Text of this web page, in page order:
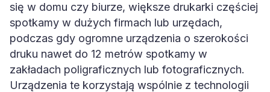
się w domu czy biurze, większe drukarki częściej
spotkamy w dużych firmach lub urzędach,
podczas gdy ogromne urządzenia o szerokości
druku nawet do 12 metrów spotkamy w
zakładach poligraficznych lub fotograficznych.
Urządzenia te korzystają wspólnie z technologii